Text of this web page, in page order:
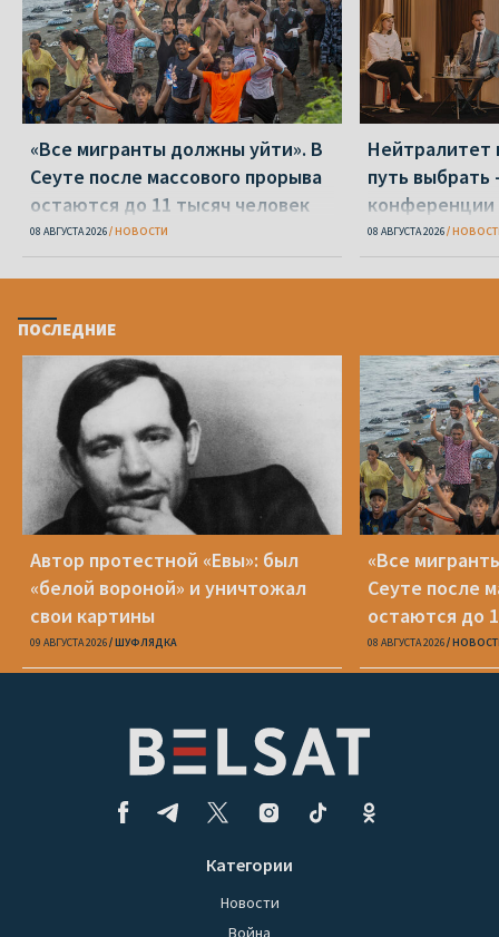
«Все мигранты должны уйти». В
Сеуте после массового прорыва
остаются до 11 тысяч человек
08 АВГУСТА 2026 НОВОСТИ
Нейтралитет
путь выбрать
конференции
08 АВГУСТА 2026
ПОСЛЕДНИЕ
Автор протестной «Евы»: был
«белой вороной» и уничтожал
свои картины
09 АВГУСТА 2026 ШУФЛЯДКА
«Все
Сеуте после
остаются до
08 АВГУСТА 2026
Категории
Новости
Война